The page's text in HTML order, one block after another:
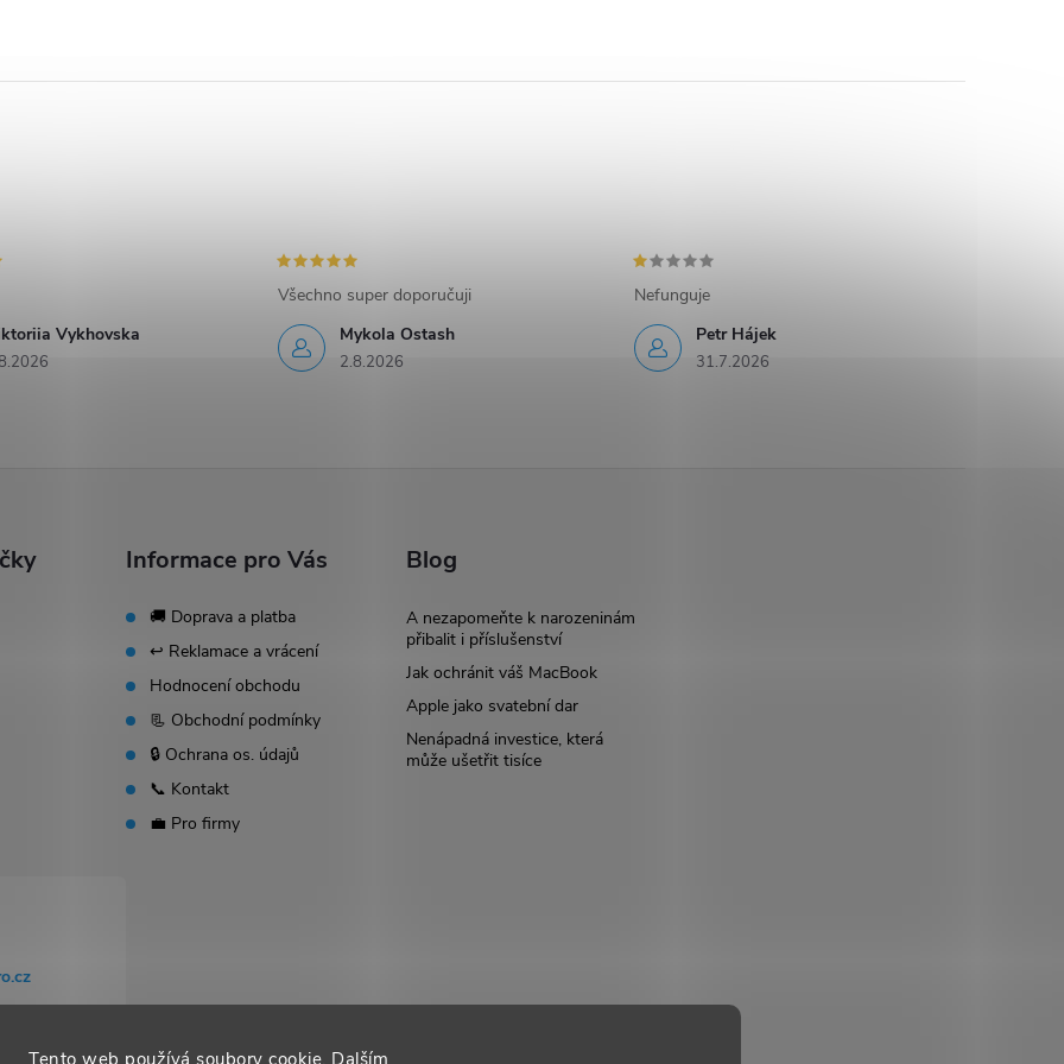
Tento web používá soubory cookie. Dalším
Vykhovska
Mykola Ostash
2.8.2026
Všechno super doporučuji
Petr Hájek
31.7.2026
Nefunguje
Informace pro Vás
🚚 Doprava a platba
↩️ Reklamace a vrácení
Hodnocení obchodu
📃 Obchodní podmínky
🔒 Ochrana os. údajů
📞 Kontakt
💼 Pro firmy
Blog
A nezapomeňte k narozeninám
přibalit i příslušenství
Jak ochránit váš MacBook
Apple jako svatební dar
Nenápadná investice, která
může ušetřit tisíce